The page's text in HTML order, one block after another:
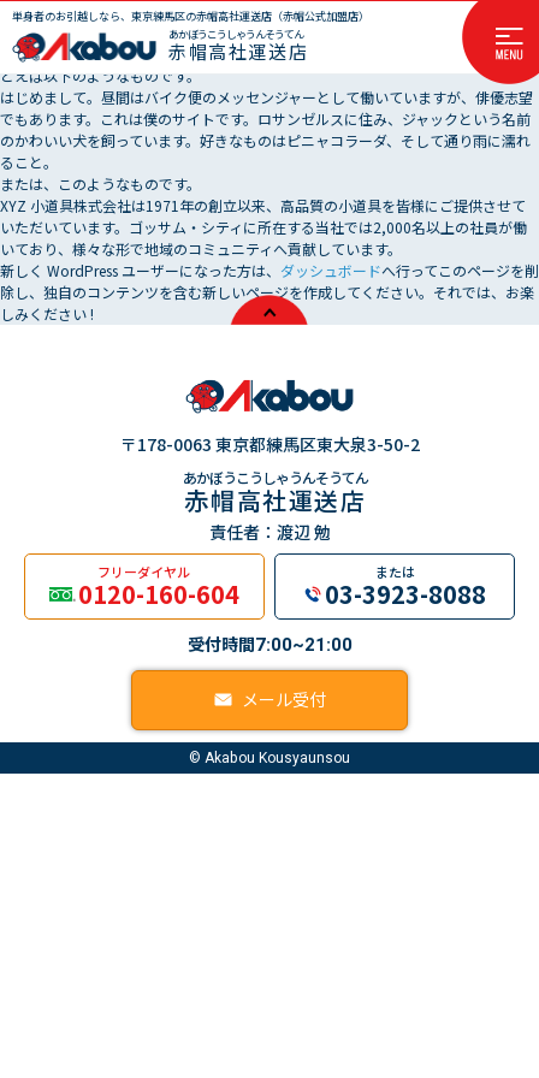
単身者のお引越しなら、東京練馬区の赤帽高社運送店（赤帽公式加盟店）
あかぼうこうしゃうんそうてん
赤帽高社運送店
これはサンプルページです。同じ位置に固定され、(多くのテーマでは) サイトナビ
ゲーションメニューに含まれる点がブログ投稿とは異なります。まずは、サイト訪
問者に対して自分のことを説明する自己紹介ページを作成するのが一般的です。た
とえば以下のようなものです。
はじめまして。昼間はバイク便のメッセンジャーとして働いていますが、俳優志望
でもあります。これは僕のサイトです。ロサンゼルスに住み、ジャックという名前
のかわいい犬を飼っています。好きなものはピニャコラーダ、そして通り雨に濡れ
ること。
または、このようなものです。
XYZ 小道具株式会社は1971年の創立以来、高品質の小道具を皆様にご提供させて
いただいています。ゴッサム・シティに所在する当社では2,000名以上の社員が働
いており、様々な形で地域のコミュニティへ貢献しています。
新しく WordPress ユーザーになった方は、 ダッシュボードへ行ってこのページを削
除し、独自のコンテンツを含む新しいページを作成してください。それでは、お楽
しみください !
〒178-0063 東京都練馬区東大泉3-50-2
あかぼうこうしゃうんそうてん
赤帽高社運送店
責任者：渡辺 勉
フリーダイヤル
0120-160-604
または
03-3923-8088
受付時間7:00~21:00
メール受付
© Akabou Kousyaunsou